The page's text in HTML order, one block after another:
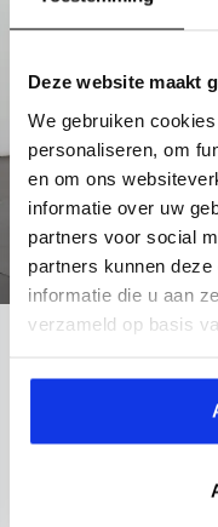
Deze website maakt
We gebruiken
personaliseren, om
en om ons
informatie over uw
partners voor social
partners kunnen
informatie die u aan
verzameld op basis